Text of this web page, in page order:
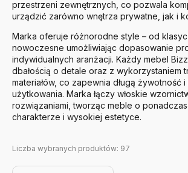
przestrzeni zewnętrznych, co pozwala
urządzić zarówno wnętrza prywatne, jak i
Marka oferuje różnorodne style – od
nowoczesne umożliwiając dopasowanie
indywidualnych aranżacji. Każdy mebel
dbałością o detale oraz z wykorzystaniem
materiałów, co zapewnia długą żywotność
użytkowania. Marka łączy włoskie
rozwiązaniami, tworząc meble o
charakterze i wysokiej estetyce.
Liczba wybranych produktów: 97